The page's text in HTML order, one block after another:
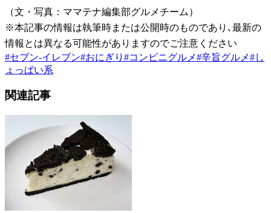
（文・写真：ママテナ編集部グルメチーム）
※本記事の情報は執筆時または公開時のものであり､最新の
情報とは異なる可能性がありますのでご注意ください
#セブン-イレブン#おにぎり #コンビニグルメ#辛旨グルメ#し
ょっぱい系
関連記事